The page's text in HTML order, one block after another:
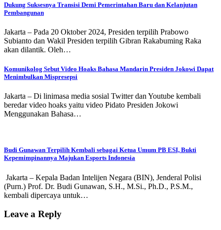
Dukung Suksesnya Transisi Demi Pemerintahan Baru dan Kelanjutan
Pembangunan
Jakarta – Pada 20 Oktober 2024, Presiden terpilih Prabowo
Subianto dan Wakil Presiden terpilih Gibran Rakabuming Raka
akan dilantik. Oleh…
Komunikolog Sebut Video Hoaks Bahasa Mandarin Presiden Jokowi Dapat
Menimbulkan Mispresepsi
Jakarta – Di linimasa media sosial Twitter dan Youtube kembali
beredar video hoaks yaitu video Pidato Presiden Jokowi
Menggunakan Bahasa…
Budi Gunawan Terpilih Kembali sebagai Ketua Umum PB ESI, Bukti
Kepemimpinannya Majukan Esports Indonesia
Jakarta – Kepala Badan Intelijen Negara (BIN), Jenderal Polisi
(Purn.) Prof. Dr. Budi Gunawan, S.H., M.Si., Ph.D., P.S.M.,
kembali dipercaya untuk…
Leave a Reply